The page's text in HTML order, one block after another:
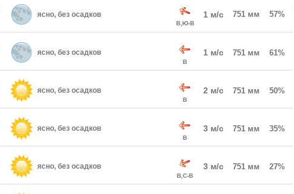
ясно, без осадков
В,Ю-В
1 м/с 751 мм 57%
ясно, без осадков
В
1 м/с 751 мм 61%
ясно, без осадков
В
2 м/с 751 мм 50%
ясно, без осадков
В
3 м/с 751 мм 35%
ясно, без осадков
В,С-В
3 м/с 751 мм 27%